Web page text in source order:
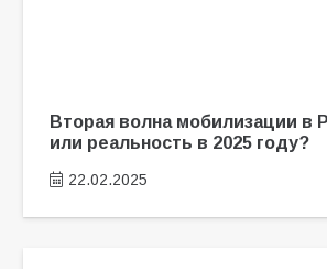
Вторая волна мобилизации в
или реальность в 2025 году?
22.02.2025